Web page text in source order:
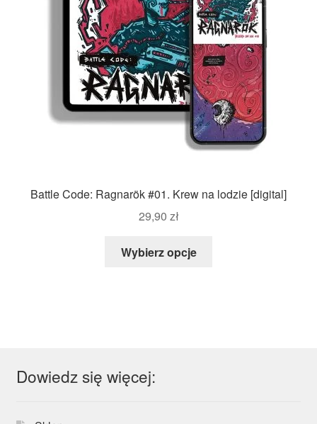
Battle Code: Ragnarök #01. Krew na lodzie [digital]
29,90 zł
Wybierz opcje
Dowiedz się więcej: